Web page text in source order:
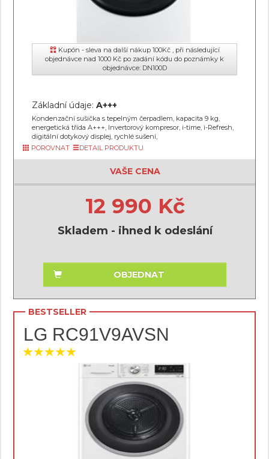
Kupón - sleva na další nákup 100Kč , při následující
objednávce nad 1000 Kč po zadání kódu do poznámky k
objednávce: DN100D
Základní údaje: A+++
Kondenzační sušička s tepelným čerpadlem, kapacita 9 kg,
energetická třída A+++, Invertorový kompresor, i-time, i-Refresh,
digitální dotykový displej, rychlé sušení,
POROVNAT
DETAIL PRODUKTU
VAŠE CENA
12 990 Kč
Skladem - ihned k odeslání
OBJEDNAT
BESTSELLER
LG RC91V9AVSN